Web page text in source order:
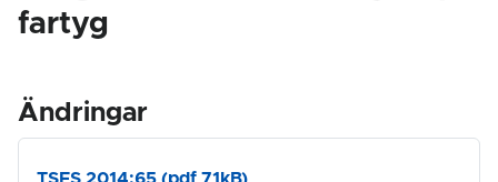
fartyg
Ändringar